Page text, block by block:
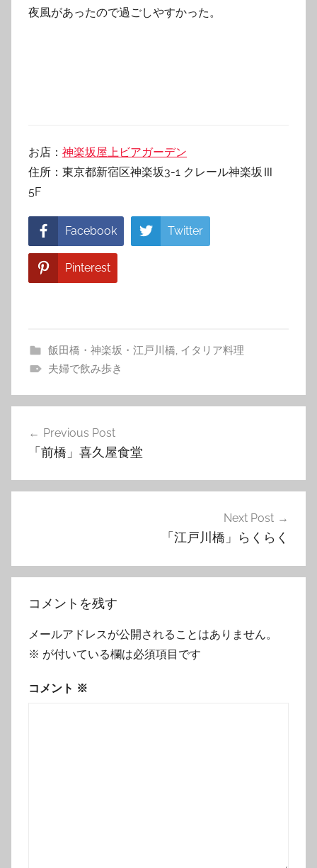
夜風があったので過ごしやすかった。
お店： 神楽坂屋上ビアガーデン
住所：東京都新宿区神楽坂3-1 クレール神楽坂Ⅲ
5F
Facebook Twitter
Pinterest
飯田橋・神楽坂・江戸川橋 イタリア料理
夫婦で飲み歩き
ビ
シ
Previous Post
「前橋」喜久屋食堂
Next Post
「江戸川橋」らくらく
コメントを残す
メールアドレスが公開されることはありません。
※ が付いている欄は必須項目です
コメント ※